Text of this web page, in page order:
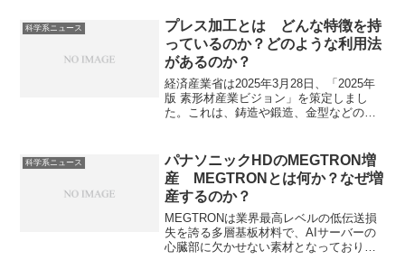
ています。関税の影響が小さくなった理
由は何か知ることができます。
科学系ニュース
プレス加工とは どんな特徴を持
っているのか？どのような利用法
があるのか？
経済産業省は2025年3月28日、「2025年
版 素形材産業ビジョン」を策定しまし
た。​これは、鋳造や鍛造、金型などの素
ことを目的としています。​プレス加工は
金型と呼ばれる専用の型に金属の板を挟
み、強い圧力を加えて目的の形状に成形
する方法で、様々な分野で利用される素
形材産業の一つです。プレス加工とはな
にか、その特徴、どんな利用があるのか
を知ることができます。
科学系ニュース
パナソニックHDのMEGTRON増
産 MEGTRONとは何か？なぜ増
産するのか？
MEGTRONは業界最高レベルの低伝送損
失を誇る多層基板材料で、AIサーバーの
心臓部に欠かせない素材となっており、